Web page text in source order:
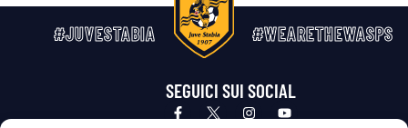
#JUVESTABIA #WEARETHEWASPS
SEGUICI SUI SOCIAL